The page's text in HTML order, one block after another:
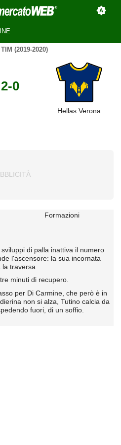
(2019-2020)
2-0
Hellas Verona
Formazioni
di palla inattiva il numero
l'ascensore: la sua incornata
la traversa
minuti di recupero.
per Di Carmine, che però è in
non si alza, Tutino calcia da
fuori, di un soffio.